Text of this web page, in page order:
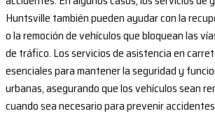
Huntsville también pueden ayudar con la
o la remoción de vehículos que bloquean las
de tráfico. Los servicios de asistencia en
esenciales para mantener la seguridad y
urbanas, asegurando que los vehículos sean
cuando sea necesario para prevenir